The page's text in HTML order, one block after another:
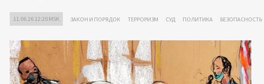
11.06.26 12:20 MSK ЗАКОН И ПОРЯДОК ТЕРРОРИЗМ СУД ПОЛИТИКА БЕЗОПАСНОСТЬ